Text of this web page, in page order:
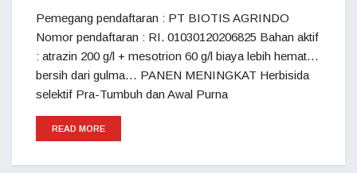
Pemegang pendaftaran : PT BIOTIS AGRINDO
Nomor pendaftaran : RI. 01030120206825 Bahan aktif
: atrazin 200 g/l + mesotrion 60 g/l biaya lebih hemat…
bersih dari gulma… PANEN MENINGKAT Herbisida
selektif Pra-Tumbuh dan Awal Purna
READ MORE